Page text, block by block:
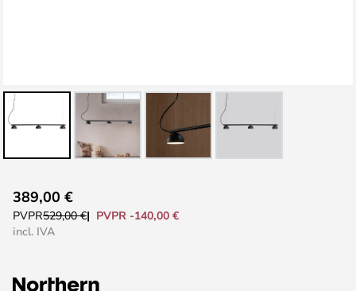
al
comienzo
galería
389,00 €
PVPR529,00 €
PVPR -140,00 €
incl. IVA